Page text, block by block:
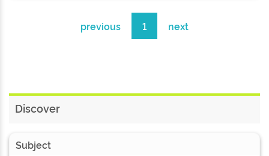
previous 1 next
Discover
Subject